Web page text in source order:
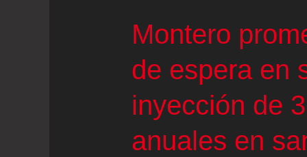
Montero
de espera en
inyección de
anuales en